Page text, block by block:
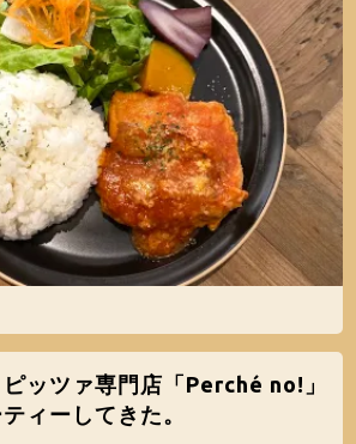
ッツァ専門店「Perché no!」
ィーしてきた。